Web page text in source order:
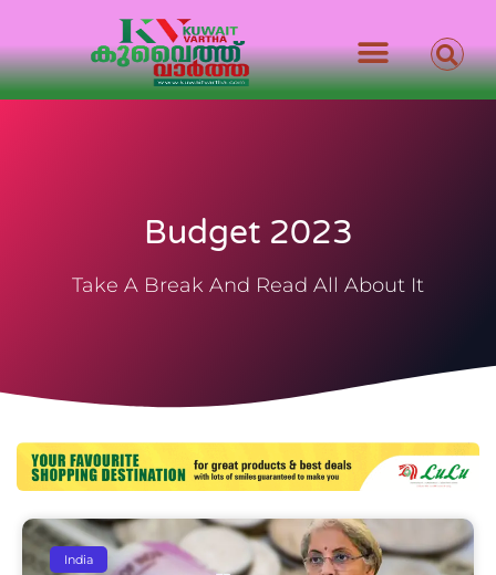
Budget 2023
Take A Break And Read All About It
India